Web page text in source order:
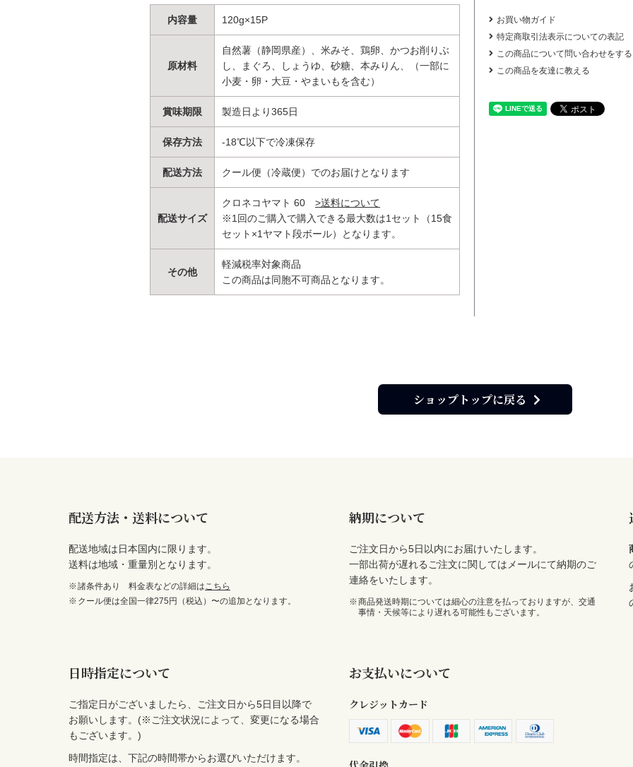
内容量 120g×15P
原材料
自然薯（静岡県産）、米みそ、鶏卵、かつお削りぶ
し、まぐろ、しょうゆ、砂糖、本みりん、（一部に
小麦・卵・大豆・やまいもを含む）
賞味期限 製造日より365日
保存方法 -18℃以下で冷凍保存
配送方法 クール便（冷蔵便）でのお届けとなります
配送サイズ
クロネコヤマト 60 >送料について
※1回のご購入で購入できる最大数は1セット（15食
セット×1ヤマト段ボール）となります。
その他
軽減税率対象商品
この商品は同胞不可商品となります。
お買い物ガイド
特定商取引法表示についての表記
この商品について問い合わせをする
この商品を友達に教える
ショップトップに戻る
配送方法・送料について
配送地域は日本国内に限ります。
送料は地域・重量別となります。
諸条件あり 料金表などの詳細はこちら
クール便は全国一律275円（税込）〜の追加となります。
納期について
ご注文日から5日以内にお届けいたします。
一部出荷が遅れるご注文に関してはメールにて納期のご
連絡をいたします。
商品発送時期については細心の注意を払っておりますが、交通
事情・天候等により遅れる可能性もございます。
日時指定について
ご指定日がございましたら、ご注文日から5日目以降で
お願いします。(※ご注文状況によって、変更になる場合
もございます。)
時間指定は、下記の時間帯からお選びいただけます。
お支払いについて
クレジットカード